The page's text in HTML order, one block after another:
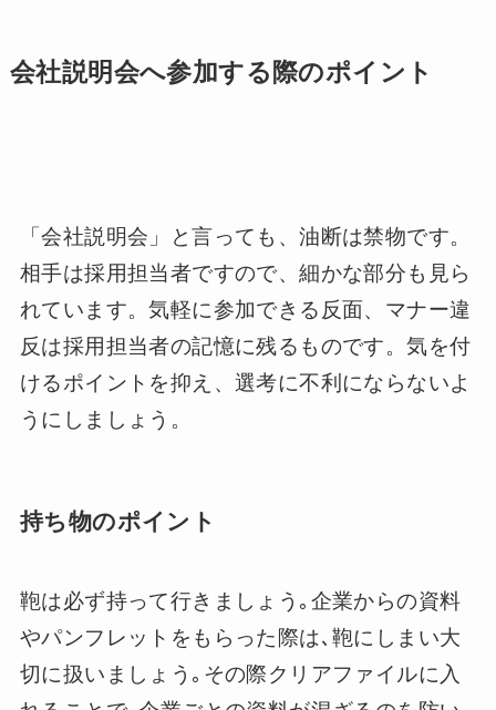
会社説明会へ参加する際のポイント
「会社説明会」と言っても、油断は禁物です。
相手は採用担当者ですので、細かな部分も見ら
れています。気軽に参加できる反面、マナー違
反は採用担当者の記憶に残るものです。気を付
けるポイントを抑え、選考に不利にならないよ
うにしましょう。
持ち物のポイント
鞄は必ず持って行きましょう｡企業からの資料
やパンフレットをもらった際は､鞄にしまい大
切に扱いましょう｡その際クリアファイルに入